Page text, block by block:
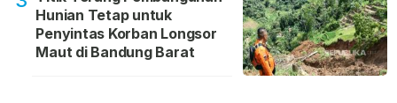
Hunian Tetap untuk
Penyintas Korban Longsor
Maut di Bandung Barat